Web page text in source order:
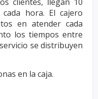
cada hora. El cajero
en atender cada
los tiempos entre
se distribuyen
en la caja.